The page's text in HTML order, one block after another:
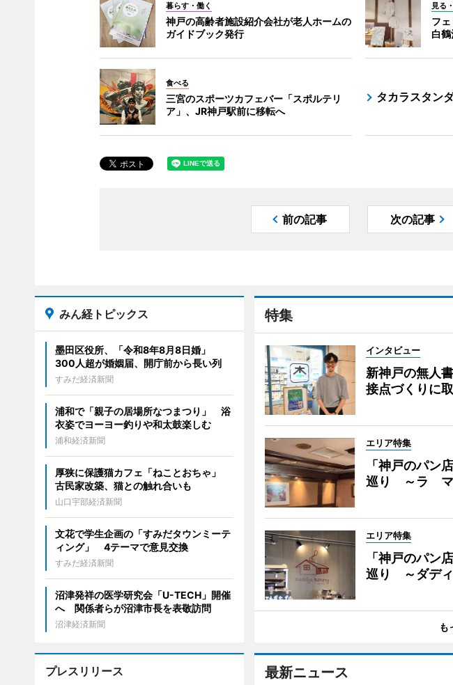
暮らす・働く
神戸の高齢者施設紹介会社が老人ホームの
ガイドブック発行
見る
フ
白
食べる
三宮のスポーツカフェバー「スポルテリ
ア」、JR神戸駅前に移転へ
タカラスタン
前の記事 次の記事
特集
インタビュー
新神戸の無人
接点づくりに
エリア特集
「神戸のパン
巡り ～ラ マ
エリア特集
「神戸のパン
巡り ～ダディ
も
最新ニュース
みん経トピックス
墨田区役所、「令和8年8月8日婚」
300人超が婚姻届、開庁前から長い列
すみだ経済新聞
浦和で「親子の居場所なつまつり」 浴
衣姿でヨーヨー釣りや和太鼓楽しむ
浦和経済新聞
厚狭に保護猫カフェ「ねことおちゃ」
古民家改築、猫との触れ合いも
山口宇部経済新聞
文花で学生企画の「すみだタウンミーテ
ィング」 4テーマで意見交換
すみだ経済新聞
沼津発祥の医学研究会「U-TECH」開催
へ 関係者らが沼津市長を表敬訪問
沼津経済新聞
プレスリリース